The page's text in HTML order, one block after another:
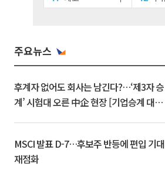
주요뉴스
후계자 없어도 회사는 남긴다?…‘제3자 승
계’ 시험대 오른 中企 현장 [기업승계 대전
MSCI 발표 D-7…후보주 반등에 편입 기대
재점화